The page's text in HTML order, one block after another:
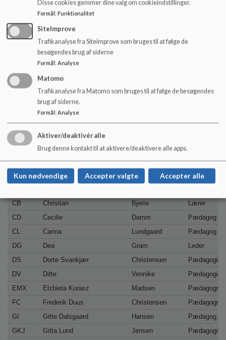
Tina Madsen
Lærer
Trine Juhl
TN
Trine Manju Noes
Tue Lassen Lærer
ØsterbyCentret
Fornavn
Anders Peter
ABG
Amalia Boulund
AG
Anne-Grethe Hallum Hansen
AN
Anne Mette Kinlan
Pædagog
AU
Anne Guldberg Trærup
Lærer
CB
Christian Bjerre
Lærer
CD
Cecilie Damm
Pædagog
CL
Carina Lundgaard
Pædagog
DG
Dea Gram
Leder
DS
Dorte Svankjær Christensen
DV
Ditte Vennike
EMX
Elzbieta Kurasz Madsen
FC
Frederik Duus Christensen
GI
Gitte Dalsgaard Hansen
Pædagog
GKJ
Gitta Lund Jensen
Disse cookies gemmer dine valg om cookieindstillinger.
Formål: Funktionalitet
SiteImprove
Trafikanalyse fra Siteimprove som bruges til at følge de
besøgendes brug af siderne
Formål: Analyse
Matomo
Trafikanalyse fra Matomo som bruges til at følge de besøgendes
brug af siderne.
Formål: Analyse
Aktiver/deaktivér alle
Brug denne kontakt til at aktivere/deaktivere alle apps.
Kun nødvendige Accepter valgte Accepter alle